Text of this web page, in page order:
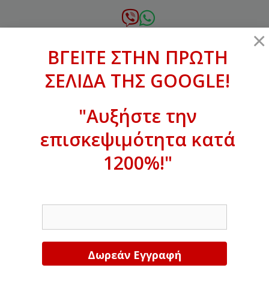
σε
xanthogenous@gmail.com
ΒΓΕΙΤΕ ΣΤΗΝ ΠΡΩΤΗ ΣΕΛΙΔΑ ΤΗΣ
GOOGLE!
×
ΒΓΕΙΤΕ ΣΤΗΝ ΠΡΩΤΗ
ΣΕΛΙΔΑ ΤΗΣ GOOGLE!
"Αυξήστε την
επισκεψιμότητα κατά
1200%!"